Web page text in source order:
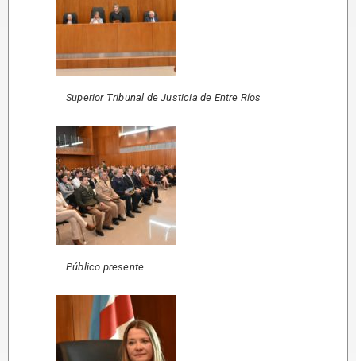
Superior Tribunal de Justicia de Entre Ríos
Público presente